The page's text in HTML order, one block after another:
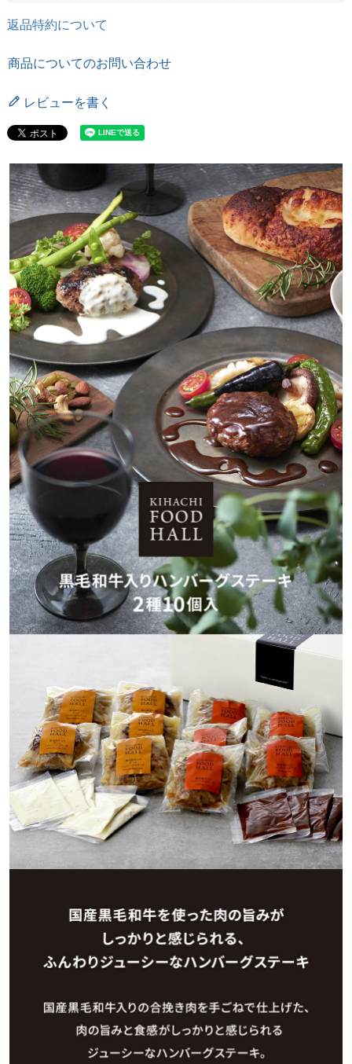
返品特約について
商品についてのお問い合わせ
レビューを書く